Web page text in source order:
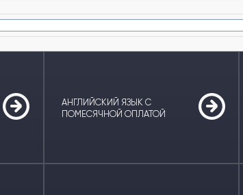
АНГЛИЙСКИЙ ЯЗЫК С
ПОМЕСЯЧНОЙ ОПЛАТОЙ